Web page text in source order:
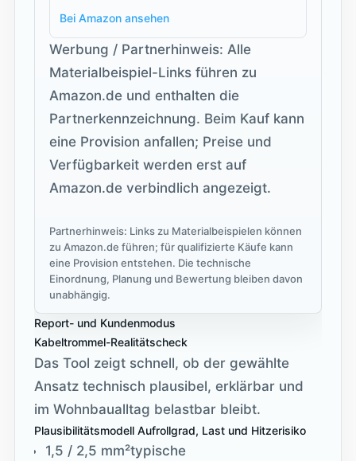
Bei Amazon ansehen
Werbung / Partnerhinweis: Alle
Materialbeispiel-Links führen zu
Amazon.de und enthalten die
Partnerkennzeichnung. Beim Kauf kann
eine Provision anfallen; Preise und
Verfügbarkeit werden erst auf
Amazon.de verbindlich angezeigt.
Partnerhinweis: Links zu Materialbeispielen können
zu Amazon.de führen; für qualifizierte Käufe kann
eine Provision entstehen. Die technische
Einordnung, Planung und Bewertung bleiben davon
unabhängig.
Report- und Kundenmodus
Kabeltrommel-Realitätscheck
Das Tool zeigt schnell, ob der gewählte
Ansatz technisch plausibel, erklärbar und
im Wohnbaualltag belastbar bleibt.
Plausibilitätsmodell Aufrollgrad, Last und Hitzerisiko
1,5 / 2,5 mm²typische